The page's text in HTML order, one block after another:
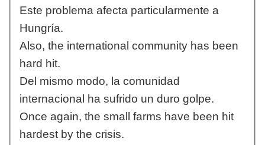
Este problema afecta particularmente a
Hungría.
Also, the international community has been
hard hit.
Del mismo modo, la comunidad
internacional ha sufrido un duro golpe.
Once again, the small farms have been hit
hardest by the crisis.